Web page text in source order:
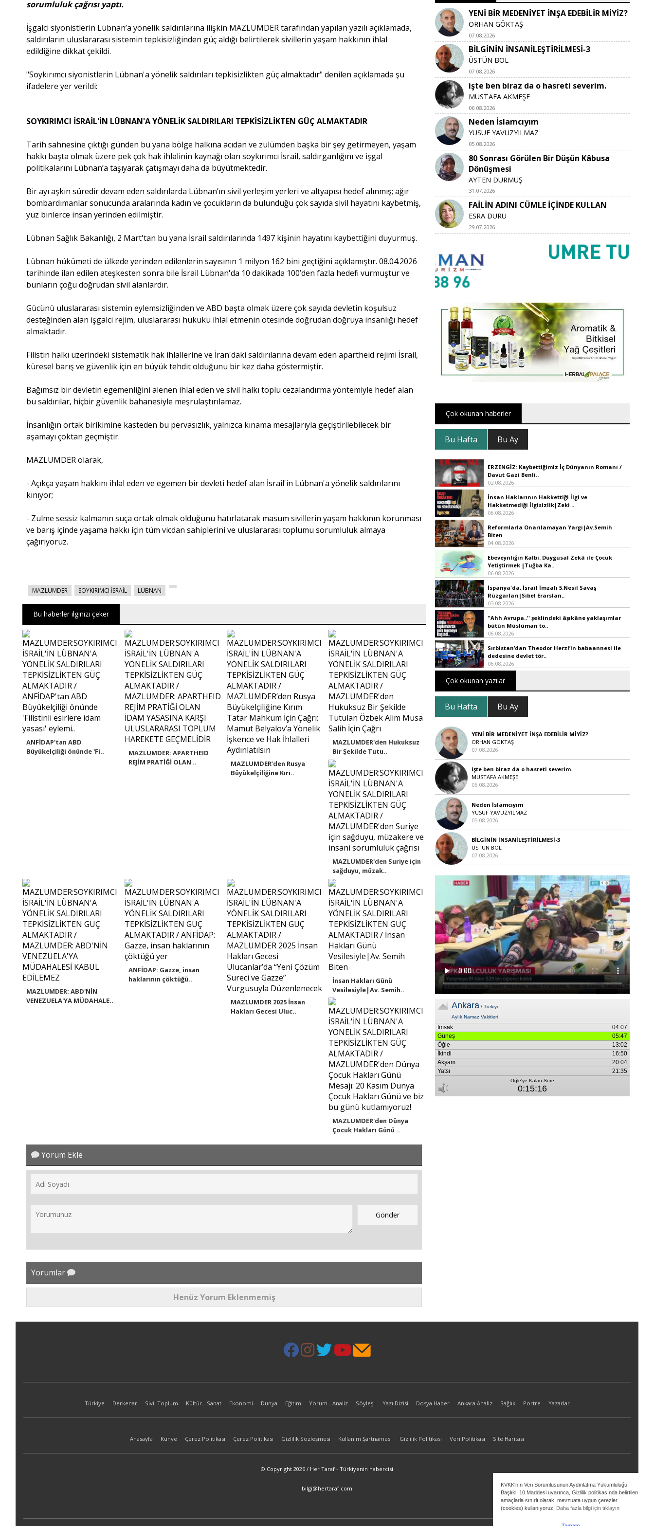
KVKK'nın Veri Sorumlusunun Aydınlatma Yükümlülüğü
Başlıklı 10.Maddesi uyarınca, Gizlilik politikasında belirtilen
amaçlarla sınırlı olarak, mevzuata uygun çerezler
(cookies) kullanıyoruz. Daha fazla bilgi için tıklayın
sorumluluk çağrısı yaptı.
İşgalci siyonistlerin Lübnan’a yönelik saldırılarına ilişkin MAZLUMDER tarafından yapılan yazılı açıklamada,
saldırıların uluslararası sistemin tepkisizliğinden güç aldığı belirtilerek sivillerin yaşam hakkının ihlal
edildiğine dikkat çekildi.
"Soykırımcı siyonistlerin Lübnan'a yönelik saldırıları tepkisizlikten güç almaktadır" denilen açıklamada şu
ifadelere yer verildi:
SOYKIRIMCI İSRAİL'İN LÜBNAN'A YÖNELİK SALDIRILARI TEPKİSİZLİKTEN GÜÇ ALMAKTADIR
Tarih sahnesine çıktığı günden bu yana bölge halkına acıdan ve zulümden başka bir şey getirmeyen, yaşam
hakkı başta olmak üzere pek çok hak ihlalinin kaynağı olan soykırımcı İsrail, saldırganlığını ve işgal
politikalarını Lübnan’a taşıyarak çatışmayı daha da büyütmektedir.
Bir ayı aşkın süredir devam eden saldırılarda Lübnan’ın sivil yerleşim yerleri ve altyapısı hedef alınmış; ağır
bombardımanlar sonucunda aralarında kadın ve çocukların da bulunduğu çok sayıda sivil hayatını kaybetmiş,
yüz binlerce insan yerinden edilmiştir.
Lübnan Sağlık Bakanlığı, 2 Mart'tan bu yana İsrail saldırılarında 1497 kişinin hayatını kaybettiğini duyurmuş.
Lübnan hükümeti de ülkede yerinden edilenlerin sayısının 1 milyon 162 bini geçtiğini açıklamıştır. 08.04.2026
tarihinde ilan edilen ateşkesten sonra bile İsrail Lübnan'da 10 dakikada 100’den fazla hedefi vurmuştur ve
bunların çoğu doğrudan sivil alanlardır.
Gücünü uluslararası sistemin eylemsizliğinden ve ABD başta olmak üzere çok sayıda devletin koşulsuz
desteğinden alan işgalci rejim, uluslararası hukuku ihlal etmenin ötesinde doğrudan doğruya insanlığı hedef
almaktadır.
Filistin halkı üzerindeki sistematik hak ihlallerine ve İran'daki saldırılarına devam eden apartheid rejimi İsrail,
küresel barış ve güvenlik için en büyük tehdit olduğunu bir kez daha göstermiştir.
Bağımsız bir devletin egemenliğini alenen ihlal eden ve sivil halkı toplu cezalandırma yöntemiyle hedef alan
bu saldırılar, hiçbir güvenlik bahanesiyle meşrulaştırılamaz.
İnsanlığın ortak birikimine kasteden bu pervasızlık, yalnızca kınama mesajlarıyla geçiştirilebilecek bir
aşamayı çoktan geçmiştir.
MAZLUMDER olarak,
- Açıkça yaşam hakkını ihlal eden ve egemen bir devleti hedef alan İsrail'in Lübnan'a yönelik saldırılarını
kınıyor;
- Zulme sessiz kalmanın suça ortak olmak olduğunu hatırlatarak masum sivillerin yaşam hakkının korunması
ve barış içinde yaşama hakkı için tüm vicdan sahiplerini ve uluslararası toplumu sorumluluk almaya
çağırıyoruz.
MAZLUMDER SOYKIRIMCI İSRAİL LÜBNAN
Bu haberler ilginizi çeker
ANFİDAP'tan ABD
Büyükelçiliği önünde 'Fi..
MAZLUMDER: APARTHEID
REJİM PRATİĞİ OLAN ..
MAZLUMDER’den Rusya
Büyükelçiliğine Kırı..
MAZLUMDER'den Hukuksuz
Bir Şekilde Tutu..
MAZLUMDER'den Suriye için
sağduyu, müzak..
MAZLUMDER: ABD'NİN
VENEZUELA'YA MÜDAHALE..
ANFİDAP: Gazze, insan
haklarının çöktüğü..
MAZLUMDER 2025 İnsan
Hakları Gecesi Uluc..
İnsan Hakları Günü
Vesilesiyle|Av. Semih..
MAZLUMDER'den Dünya
Çocuk Hakları Günü ..
Yorum Ekle
Yorumlar
Henüz Yorum Eklenmemiş
YENİ BİR MEDENİYET İNŞA EDEBİLİR MİYİZ?
ORHAN GÖKTAŞ
07.08.2026
BİLGİNİN İNSANİLEŞTİRİLMESİ-3
ÜSTÜN BOL
07.08.2026
işte ben biraz da o hasreti severim.
MUSTAFA AKMEŞE
06.08.2026
Neden İslamcıyım
YUSUF YAVUZYILMAZ
05.08.2026
80 Sonrası Görülen Bir Düşün Kâbusa
Dönüşmesi
AYTEN DURMUŞ
31.07.2026
FAİLİN ADINI CÜMLE İÇİNDE KULLAN
ESRA DURU
29.07.2026
Çok okunan haberler
Bu Hafta Bu Ay
ERZENGİZ: Kaybettiğimiz İç Dünyanın Romanı /
Davut Gazi Benli..
02.08.2026
İnsan Haklarının Hakkettiği İlgi ve
Hakketmediği İlgisizlik|Zeki ..
06.08.2026
Reformlarla Onarılamayan Yargı|Av.Semih
Biten
04.08.2026
Ebeveynliğin Kalbi: Duygusal Zekâ ile Çocuk
Yetiştirmek |Tuğba Ka..
06.08.2026
İspanya'da, İsrail İmzalı 5.Nesil Savaş
Rüzgarları|Sibel Erarslan..
03.08.2026
''Ahh Avrupa..'' şeklindeki âşıkâne yaklaşımlar
bütün Müslüman to..
06.08.2026
Sırbistan’dan Theodor Herzl’in babaannesi ile
dedesine devlet tör..
06.08.2026
Çok okunan yazılar
Bu Hafta Bu Ay
YENİ BİR MEDENİYET İNŞA EDEBİLİR MİYİZ?
ORHAN GÖKTAŞ
07.08.2026
işte ben biraz da o hasreti severim.
MUSTAFA AKMEŞE
06.08.2026
Neden İslamcıyım
YUSUF YAVUZYILMAZ
05.08.2026
BİLGİNİN İNSANİLEŞTİRİLMESİ-3
ÜSTÜN BOL
07.08.2026
Türkiye Derkenar Sivil Toplum Kültür - Sanat Ekonomi Dünya Eğitim Yorum - Analiz Söyleşi Yazı Dizisi Dosya Haber Ankara Analiz Sağlık Portre Yazarlar
Anasayfa Künye Çerez Politikası Çerez Politikası Gizlilik Sözleşmesi Kullanım Şartnamesi Gizlilik Politikası Veri Politikası Site Haritası
© Copyright 2026 / Her Taraf - Türkiyenin habercisi
bilgi@hertaraf.com